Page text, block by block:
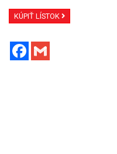
KÚPIŤ LÍSTOK
Facebook